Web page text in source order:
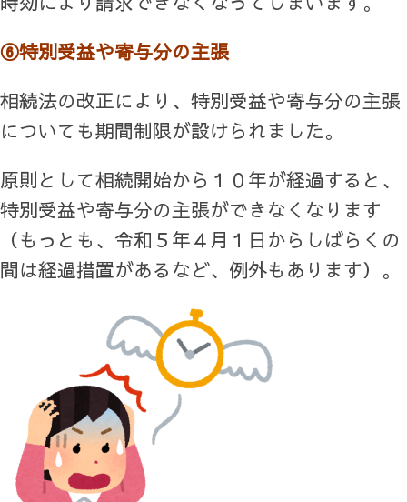
⑥特別受益や寄与分の主張
相続法の改正により、特別受益や寄与分の主張
についても期間制限が設けられました。
原則として相続開始から１０年が経過すると、
特別受益や寄与分の主張ができなくなります
（もっとも、令和５年４月１日からしばらくの
間は経過措置があるなど、例外もあります）。